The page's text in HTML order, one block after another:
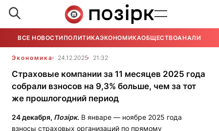
ВСЕ НОВОСТИ ПОЛИТИКАЭКОНОМИКАОБЩЕСТВОАНАЛИТИКА
Экономика 24.12.2025 21:32
Страховые компании за 11 месяцев 2025 года
собрали взносов на 9,3% больше, чем за тот
же прошлогодний период
24 декабря, Позірк. В январе — ноябре 2025 года
взносы страховых организаций по прямому